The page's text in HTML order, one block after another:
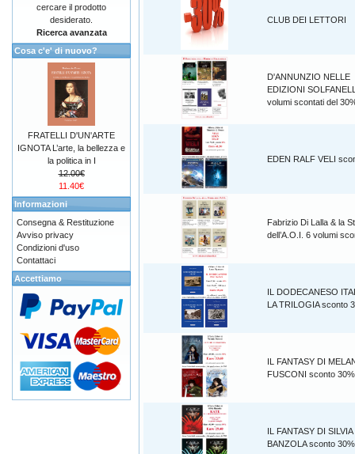
CLUB DEI LETTORI
D'ANNUNZIO NELLE
EDIZIONI
volumi scontati del
EDEN RALF VELI
Fabrizio Di Lalla & la
dell’A.O.I. 6 volumi
IL DODECANESO
LA TRILOGIA sconto
IL FANTASY DI
FUSCONI sconto 30%
IL FANTASY DI SILVIA
BANZOLA sconto 30%
cercare il prodotto
desiderato.
Ricerca avanzata
Cosa c'e' di nuovo?
FRATELLI D'UN'ARTE
IGNOTA L’arte, la bellezza e
la politica in I
12.00€
11.40€
Informazioni
Consegna & Restituzione
Avviso privacy
Condizioni d'uso
Contattaci
Accettiamo